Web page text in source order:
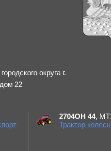
округа г.
22
2704ОН 44,
Трактор